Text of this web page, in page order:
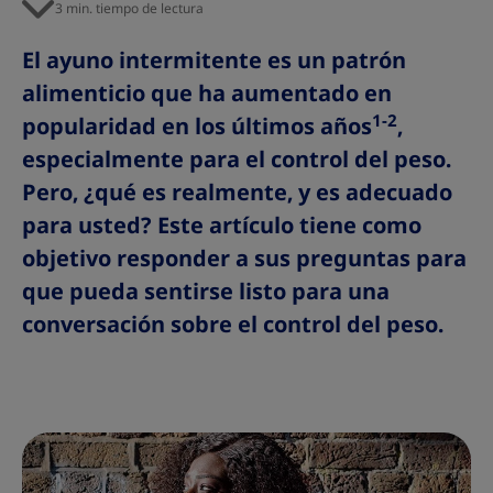
El ayuno intermitente es un patrón
alimenticio que ha aumentado en
popularidad en los últimos años1-2,
especialmente para el control del peso.
Pero, ¿qué es realmente, y es adecuado
para usted? Este artículo tiene como
objetivo responder a sus preguntas para
que pueda sentirse listo para una
conversación sobre el control del peso.
3 min. tiempo de lectura